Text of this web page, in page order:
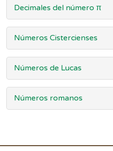
Decimales del número π
Números Cistercienses
Números de Lucas
Números romanos